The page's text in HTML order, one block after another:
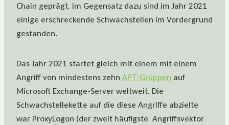
Chain geprägt, im Gegensatz dazu sind im Jahr 2021
einige erschreckende Schwachstellen im Vordergrund
gestanden.
Das Jahr 2021 startet gleich mit einem mit einem
Angriff von mindestens zehn APT-Gruppen auf
Microsoft Exchange-Server weltweit. Die
Schwachstellekette auf die diese Angriffe abzielte
war ProxyLogon (der zweit häufigste Angriffsvektor